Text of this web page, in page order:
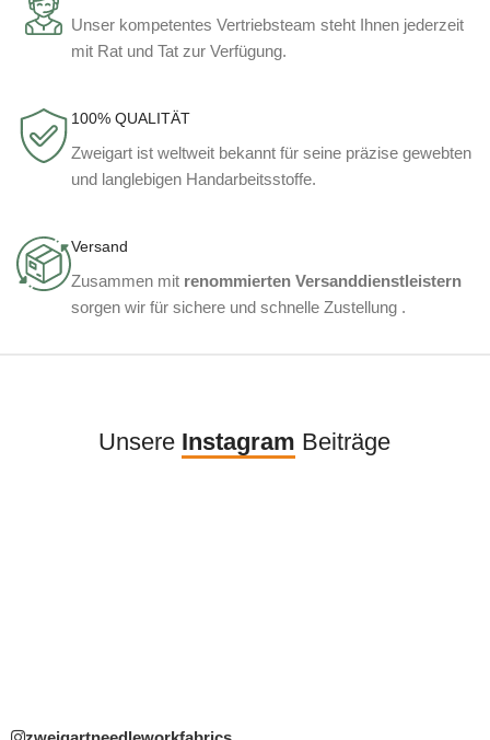
Unser kompetentes Vertriebsteam steht Ihnen jederzeit
mit Rat und Tat zur Verfügung.
100% QUALITÄT
Zweigart ist weltweit bekannt für seine präzise gewebten
und langlebigen Handarbeitsstoffe.
Versand
Zusammen mit renommierten Versanddienstleistern
sorgen wir für sichere und schnelle Zustellung .
Unsere Instagram Beiträge